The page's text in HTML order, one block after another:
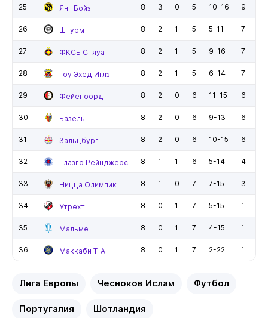
25 Янг Бойз 8 3 0 5 10-16 9
26 Штурм 8 2 1 5 5-11 7
27 ФКСБ Стяуа 8 2 1 5 9-16 7
28 Гоу Эхед Иглз 8 2 1 5 6-14 7
29 Фейеноорд 8 2 0 6 11-15 6
30 Базель 8 2 0 6 9-13 6
31 Зальцбург 8 2 0 6 10-15 6
32 Глазго Рейнджерс 8 1 1 6 5-14 4
33 Ницца Олимпик 8 1 0 7 7-15 3
34 Утрехт 8 0 1 7 5-15 1
35 Мальме 8 0 1 7 4-15 1
36 Маккаби Т-А 8 0 1 7 2-22 1
Лига Европы Чесноков Ислам Футбол
Португалия Шотландия